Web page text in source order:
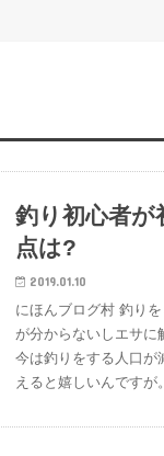
釣り初心者が
点は?
2019.01.10
にほんブログ村 釣り
が分からないしエサ
今は釣りをする人口が
えると嬉しいんですが